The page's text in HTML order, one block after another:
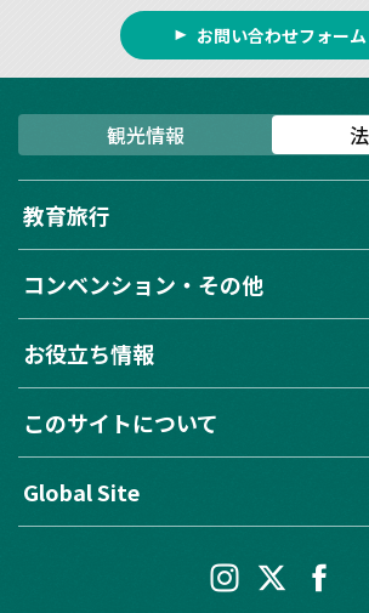
play_arrow お問い合わせフォーム
観光情報
教育旅行
コンベンション・その他
お役立ち情報
このサイトについて
Global Site